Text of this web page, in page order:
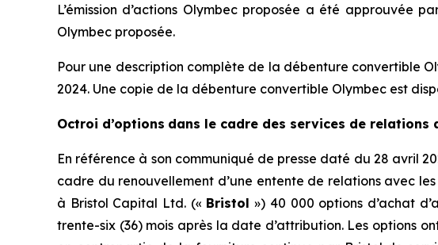
L’émission d’actions Olymbec proposée a été approuvée
Olymbec proposée.
Pour une description complète de la débenture convertible
2024. Une copie de la débenture convertible Olymbec est
Octroi d’options dans le cadre des services de relations
En référence à son communiqué de presse daté du 28 avril
cadre du renouvellement d’une entente de relations avec
à Bristol Capital Ltd. (« Bristol ») 40 000 options d’achat
trente-six (36) mois après la date d’attribution. Les options